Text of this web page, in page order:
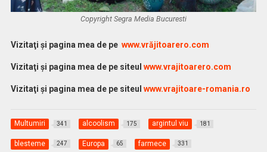
Copyright Segra Media Bucuresti
Vizitaţi şi pagina mea de pe www.vrăjitoarero.com
Vizitaţi şi pagina mea de pe siteul www.vrajitoarero.com
Vizitaţi şi pagina mea de pe siteul www.vrajitoare-romania.ro
Multumiri 341 alcoolism 175 argintul viu 181
blesteme 247 Europa 65 farmece 331